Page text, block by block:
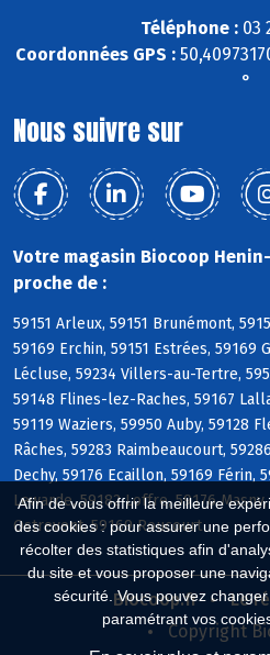
Afin de vous offrir la meilleure
des cookies : pour assurer une
récolter des statistiques afin
du site et vous proposer une
sécurité. Vous pouvez
paramétrant vos
Téléphone : 03
Coordonnées GPS :
°
Nous suivre sur
Votre magasin Biocoop
proche de :
59151 Arleux, 59151 Brunémont,
59169 Erchin, 59151 Estrées, 59169
Lécluse, 59234 Villers-au-Tertre,
59148 Flines-lez-Raches, 59167
59119 Waziers, 59950 Auby, 59128
Râches, 59283 Raimbeaucourt,
Dechy, 59176 Ecaillon, 59169 Férin,
Lewarde, 59182 Loffre, 59176
Ostrevent, 59169 Roucourt
Biocoop.fr
Le
Copyright